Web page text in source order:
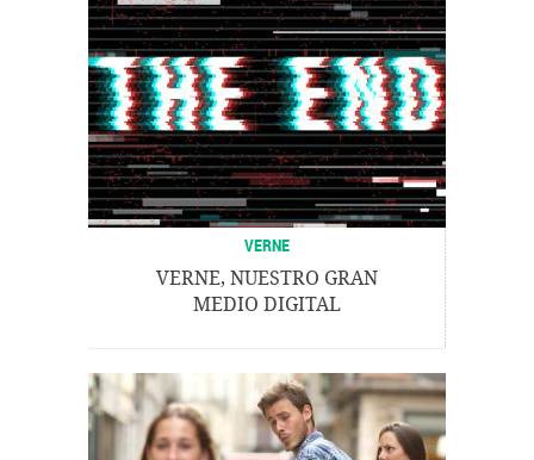
VERNE
VERNE, NUESTRO GRAN
MEDIO DIGITAL